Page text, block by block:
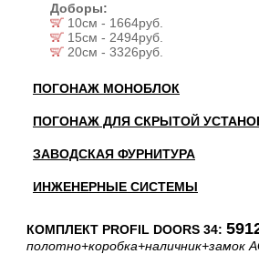
Доборы:
10см - 1664руб.
15см - 2494руб.
20см - 3326руб.
ПОГОНАЖ МОНОБЛОК
ПОГОНАЖ ДЛЯ СКРЫТОЙ
ЗАВОДСКАЯ ФУРНИТУРА
ИНЖЕНЕРНЫЕ СИСТЕМЫ
КОМПЛЕКТ PROFIL DOORS 34:
полотно+коробка+наличник+замок